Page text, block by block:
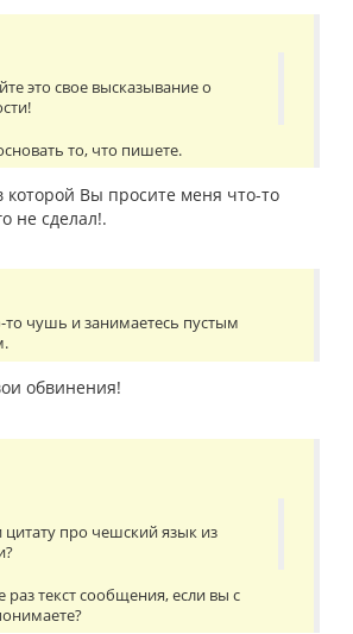
это свое высказывание о
то, что пишете.
которой Вы просите меня что-то
не сделал!.
чушь и занимаетесь пустым
обвинения!
цитату про чешский язык из
текст сообщения, если вы с